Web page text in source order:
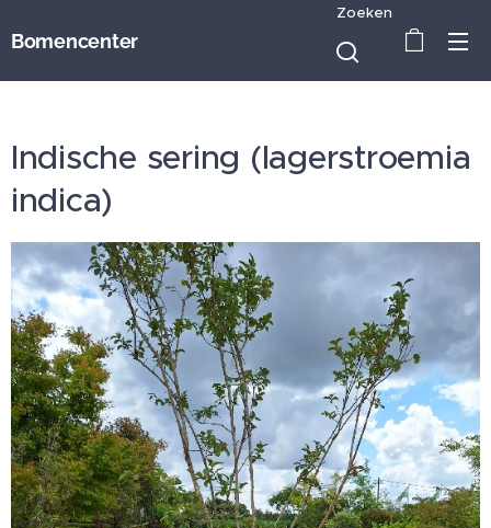
Bomencenter
Zoeken
Indische sering (lagerstroemia
indica)